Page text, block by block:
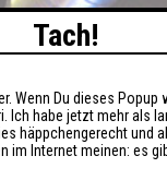
Tach!
Wenn Du dieses Popup
Ich habe jetzt mehr als
häppchengerecht und
im Internet meinen: es